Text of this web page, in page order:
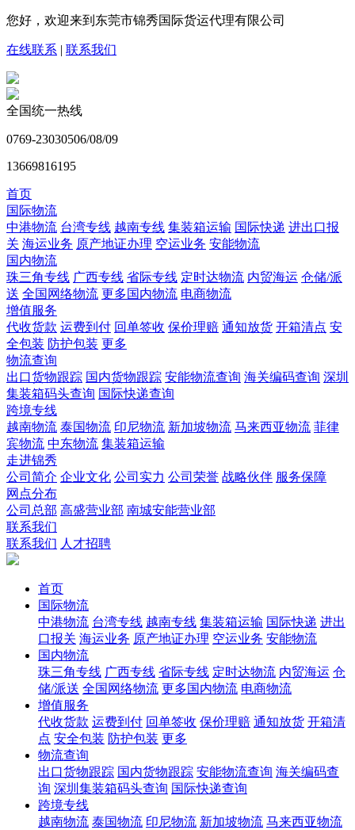
您好，欢迎来到东莞市锦秀国际货运代理有限公司
在线联系 | 联系我们
全国统一热线
0769-23030506/08/09
13669816195
首页
国际物流
中港物流 台湾专线 越南专线 集装箱运输 国际快递 进出口报
关 海运业务 原产地证办理 空运业务 安能物流
国内物流
珠三角专线 广西专线 省际专线 定时达物流 内贸海运 仓储/派
送 全国网络物流 更多国内物流 电商物流
增值服务
代收货款 运费到付 回单签收 保价理赔 通知放货 开箱清点 安
全包装 防护包装 更多
物流查询
出口货物跟踪 国内货物跟踪 安能物流查询 海关编码查询 深圳
集装箱码头查询 国际快递查询
跨境专线
越南物流 泰国物流 印尼物流 新加坡物流 马来西亚物流 菲律
宾物流 中东物流 集装箱运输
走进锦秀
公司简介 企业文化 公司实力 公司荣誉 战略伙伴 服务保障
网点分布
公司总部 高盛营业部 南城安能营业部
联系我们
联系我们 人才招聘
首页
国际物流
中港物流 台湾专线 越南专线 集装箱运输 国际快递 进出
口报关 海运业务 原产地证办理 空运业务 安能物流
国内物流
珠三角专线 广西专线 省际专线 定时达物流 内贸海运 仓
储/派送 全国网络物流 更多国内物流 电商物流
增值服务
代收货款 运费到付 回单签收 保价理赔 通知放货 开箱清
点 安全包装 防护包装 更多
物流查询
出口货物跟踪 国内货物跟踪 安能物流查询 海关编码查
询 深圳集装箱码头查询 国际快递查询
跨境专线
越南物流 泰国物流 印尼物流 新加坡物流 马来西亚物流